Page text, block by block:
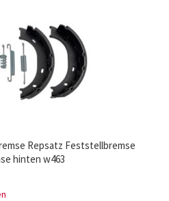
Repsatz Feststellbremse
hinten w463